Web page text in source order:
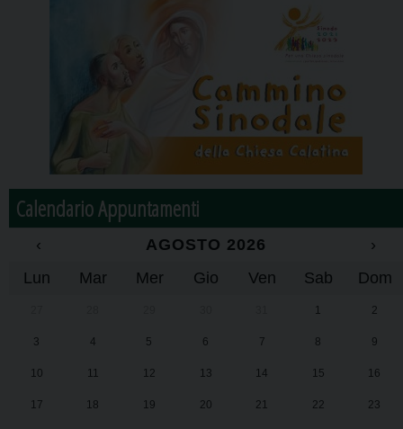
Calendario Appuntamenti
‹ AGOSTO 2026
›
Lun
Mar Mer Gio Ven Sab Dom
1 2
3 4 5 6 7 8 9
10 11 12 13 14 15 16
17 18 19 20 21 22 23